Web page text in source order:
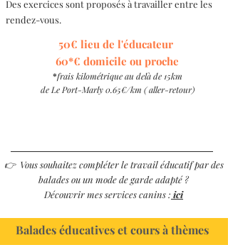
Des exercices sont proposés à travailler entre les
rendez-vous.
50€ lieu de l'éducateur
60*€ domicile ou proche
*frais kilométrique au delà de 15km
de Le Port-Marly 0.65€/km ( aller-retour)
👉 Vous souhaitez compléter le travail éducatif par des
balades ou un mode de garde adapté ?
Découvrir mes services canins : ici
Balades éducatives et cours à thèmes